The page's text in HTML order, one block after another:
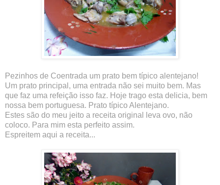
Pezinhos de Coentrada um prato bem típico alentejano!
Um prato principal, uma entrada não sei muito bem. Mas
que faz uma refeição isso faz. Hoje trago esta delicia, bem
nossa bem portuguesa. Prato típico Alentejano.
Estes são do meu jeito a receita original leva ovo, não
coloco. Para mim esta perfeito assim.
Espreitem aqui a receita...